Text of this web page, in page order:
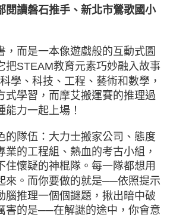
閱讀磐石推手、新北市鶯歌國小
，而是一本像遊戲般的互動式圖
把STEAM教育元素巧妙融入故事
學、科技、工程、藝術和數學，
式學習，而摩艾搬運賽的推理過
力一起上場！
的隊伍：大力士搬家公司、態度
業的工程組、熱血的考古小組 ，
住懷疑的神棍隊。每一隊都想用
來。而你要做的就是──依照提示
腦推理一個個謎題，揪出暗中破
害的是──在解謎的途中，你會意